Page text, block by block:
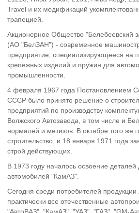
Travel и их модификаций
трапецией.
Акционерное Общество "Белебеевский
(АО "БелЗАН") - современное
предприятие, специализирующееся на
крепежных изделий и пружин для
промышленности.
4 февраля 1967 года Постановлением
СССР было принято решение о
предприятий по производству
Волжского Автозавода, в том числе и
нормалей и метизов. В октябре того же
строительство, и 18 января 1971 года
строй действующих.
В 1973 году началось освоение
автомобилей "КамАЗ".
Сегодня среди потребителей
практически все отечественные